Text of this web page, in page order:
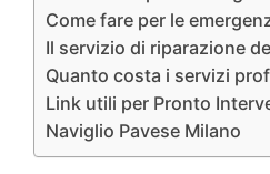
Come fare per le
Il servizio di riparazione
Quanto costa i servizi
Link utili per Pronto
Naviglio Pavese Milano